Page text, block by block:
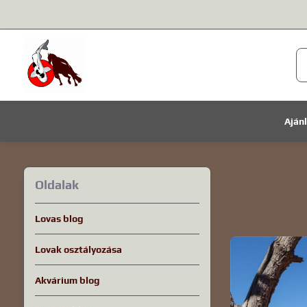
Oldalak
Lovas blog
Lovak osztályozása
Akvárium blog